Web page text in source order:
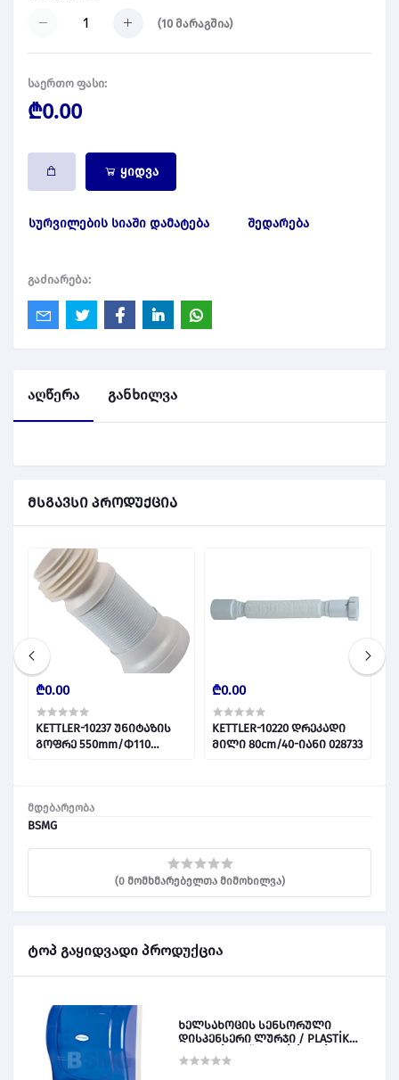
(10 მარაგშია)
საერთო ფასი:
₾0.00
ყიდვა
სურვილების სიაში დამატება შედარება
გაძიარება:
მდებარეობა
BSMG
(0 მომხმარებელთა მიმოხილვა)
ტოპ გაყიდვადი პროდუქცია
ხელსახოცის სენსორული
დისპენსერი ლურჯი / PLASTİK
აღწერა განხილვა
მსგავსი პროდუქცია
₾0.00
KETTLER-10237 უნიტაზის
გოფრე 550mm/Ф110
₾0.00
KETTLER-10220 დრეკადი
მილი 80cm/40-იანი 028733